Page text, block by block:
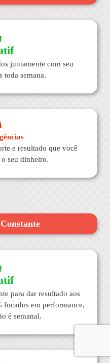
juntamente com seu
toda semana.
e resultado que você
seu dinheiro.
para dar resultado aos
focados em performance,
é semanal.